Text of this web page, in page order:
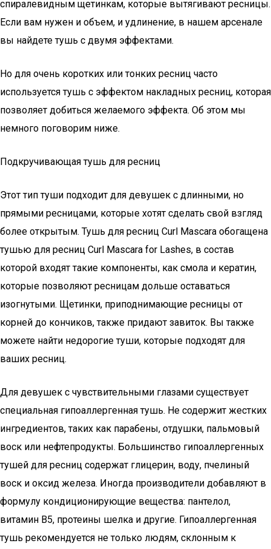
спиралевидным щетинкам, которые вытягивают ресницы.
Если вам нужен и объем, и удлинение, в нашем арсенале
вы найдете тушь с двумя эффектами.
Но для очень коротких или тонких ресниц часто
используется тушь с эффектом накладных ресниц, которая
позволяет добиться желаемого эффекта. Об этом мы
немного поговорим ниже.
Подкручивающая тушь для ресниц
Этот тип туши подходит для девушек с длинными, но
прямыми ресницами, которые хотят сделать свой взгляд
более открытым. Тушь для ресниц Curl Mascara обогащена
тушью для ресниц Curl Mascara for Lashes, в состав
которой входят такие компоненты, как смола и кератин,
которые позволяют ресницам дольше оставаться
изогнутыми. Щетинки, приподнимающие ресницы от
корней до кончиков, также придают завиток. Вы также
можете найти недорогие туши, которые подходят для
ваших ресниц.
Для девушек с чувствительными глазами существует
специальная гипоаллергенная тушь. Не содержит жестких
ингредиентов, таких как парабены, отдушки, пальмовый
воск или нефтепродукты. Большинство гипоаллергенных
тушей для ресниц содержат глицерин, воду, пчелиный
воск и оксид железа. Иногда производители добавляют в
формулу кондиционирующие вещества: пантелол,
витамин В5, протеины шелка и другие. Гипоаллергенная
тушь рекомендуется не только людям, склонным к